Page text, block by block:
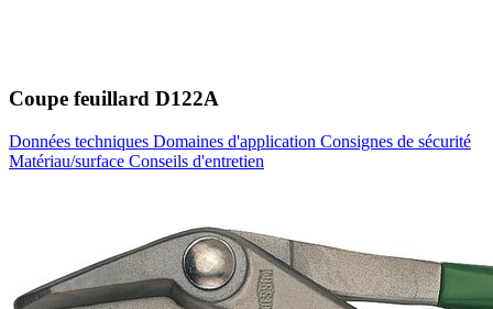
Coupe feuillard D122A
Données techniques Domaines d'application Consignes de sécurité
Matériau/surface Conseils d'entretien